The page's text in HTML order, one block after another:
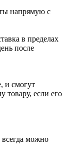
напрямую с
в пределах
после
и смогут
товару, если его
можно